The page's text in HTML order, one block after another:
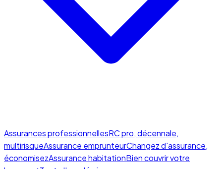
Assurances professionnellesRC pro, décennale,
multirisqueAssurance emprunteurChangez d'assurance,
économisezAssurance habitationBien couvrir votre